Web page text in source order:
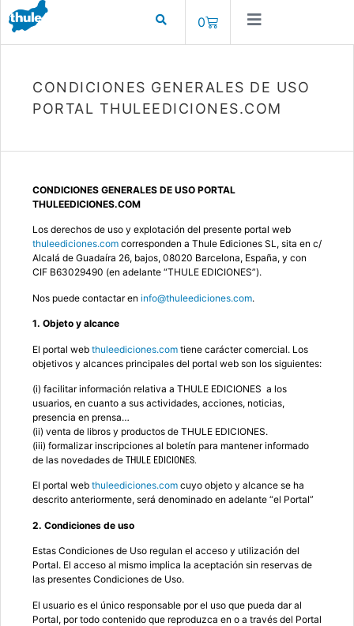
0
CONDICIONES GENERALES DE USO
PORTAL THULEEDICIONES.COM
CONDICIONES GENERALES DE USO PORTAL
THULEEDICIONES.COM
Los derechos de uso y explotación del presente portal web
thuleediciones.com corresponden a Thule Ediciones SL, sita en c/
Alcalá de Guadaíra 26, bajos, 08020 Barcelona, España, y con
CIF B63029490 (en adelante “THULE EDICIONES”).
Nos puede contactar en info@thuleediciones.com.
1. Objeto y alcance
El portal web thuleediciones.com tiene carácter comercial. Los
objetivos y alcances principales del portal web son los siguientes:
(i) facilitar información relativa a THULE EDICIONES a los
usuarios, en cuanto a sus actividades, acciones, noticias,
presencia en prensa…
(ii) venta de libros y productos de THULE EDICIONES.
(iii) formalizar inscripciones al boletín para mantener informado
de las novedades de THULE EDICIONES.
El portal web thuleediciones.com cuyo objeto y alcance se ha
descrito anteriormente, será denominado en adelante “el Portal”
2. Condiciones de uso
Estas Condiciones de Uso regulan el acceso y utilización del
Portal. El acceso al mismo implica la aceptación sin reservas de
las presentes Condiciones de Uso.
El usuario es el único responsable por el uso que pueda dar al
Portal, por todo contenido que reproduzca en o a través del Portal